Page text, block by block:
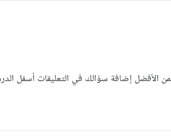
الأفضل إضافة سؤالك في التعليقات أسفل